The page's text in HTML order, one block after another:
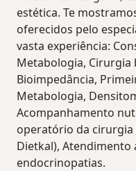
estética. Te
oferecidos pelo
vasta experiência:
Metabologia, Cirurgia
Bioimpedância,
Metabologia,
Acompanhamento
operatório da
Dietkal), Atendimento
endocrinopatias.